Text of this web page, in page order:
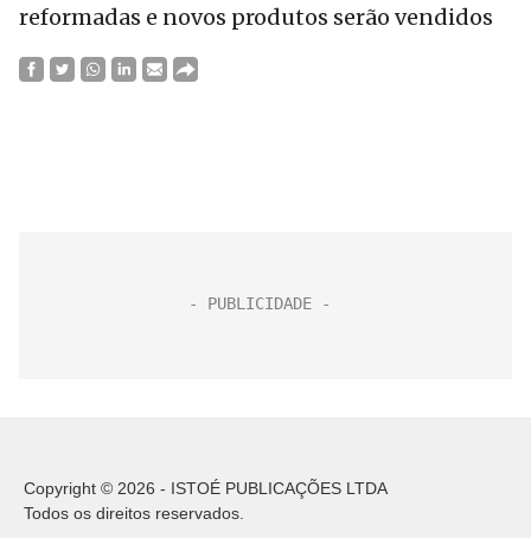
reformadas e novos produtos serão vendidos
Copyright © 2026 - ISTOÉ PUBLICAÇÕES LTDA
Todos os direitos reservados.